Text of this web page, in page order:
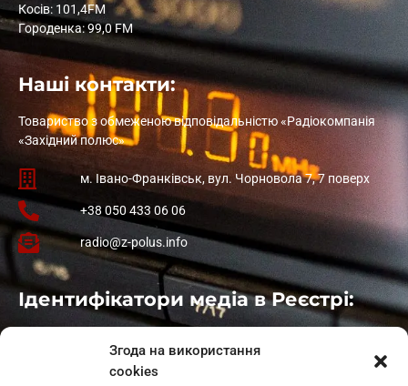
Згода на використання
cookies
Косів: 101,4FM
Городенка: 99,0 FM
Наші контакти:
Товариство з обмеженою відповідальністю «Радіокомпанія
«Західний полюс»
м. Івано-Франківськ, вул. Чорновола 7, 7 поверх
+38 050 433 06 06
radio@z-polus.info
Ідентифікатори медіа в Реєстрі:
: L11-01410
: L11-01801